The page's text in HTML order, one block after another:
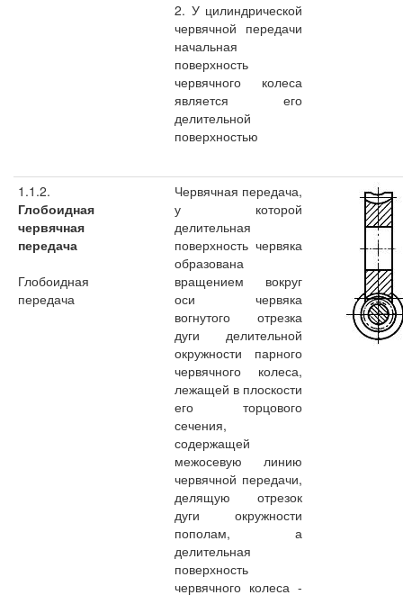
2. У цилиндрической
червячной передачи
начальная
поверхность
червячного колеса
является его
делительной
поверхностью
1.1.2.
Глобоидная
червячная
передача
Глобоидная
передача
Червячная передача,
у которой
делительная
поверхность червяка
образована
вращением вокруг
оси червяка
вогнутого отрезка
дуги делительной
окружности парного
червячного колеса,
лежащей в плоскости
его торцового
сечения,
содержащей
межосевую линию
червячной передачи,
делящую отрезок
дуги окружности
пополам, а
делительная
поверхность
червячного колеса -